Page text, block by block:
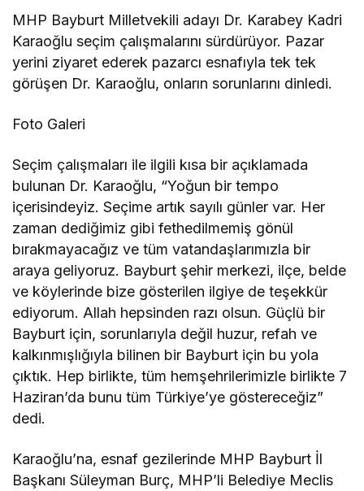
MHP Bayburt Milletvekili adayı Dr. Karabey Kadri
Karaoğlu seçim çalışmalarını sürdürüyor. Pazar
yerini ziyaret ederek pazarcı esnafıyla tek tek
görüşen Dr. Karaoğlu, onların sorunlarını dinledi.
Foto Galeri
Seçim çalışmaları ile ilgili kısa bir açıklamada
bulunan Dr. Karaoğlu, “Yoğun bir tempo
içerisindeyiz. Seçime artık sayılı günler var. Her
zaman dediğimiz gibi fethedilmemiş gönül
bırakmayacağız ve tüm vatandaşlarımızla bir
araya geliyoruz. Bayburt şehir merkezi, ilçe, belde
ve köylerinde bize gösterilen ilgiye de teşekkür
ediyorum. Allah hepsinden razı olsun. Güçlü bir
Bayburt için, sorunlarıyla değil huzur, refah ve
kalkınmışlığıyla bilinen bir Bayburt için bu yola
çıktık. Hep birlikte, tüm hemşehrilerimizle birlikte 7
Haziran’da bunu tüm Türkiye’ye göstereceğiz”
dedi.
Karaoğlu’na, esnaf gezilerinde MHP Bayburt İl
Başkanı Süleyman Burç, MHP’li Belediye Meclis